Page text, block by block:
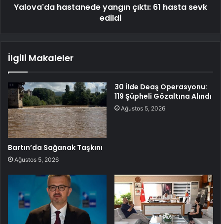
Yalova'da hastanede yangın çıktı: 61 hasta sevk
edildi
İlgili Makaleler
Bartın’da Sağanak Taşkını
Ağustos 5, 2026
30 İlde Deaş Operasyonu:
119 Şüpheli Gözaltına Alındı
Ağustos 5, 2026